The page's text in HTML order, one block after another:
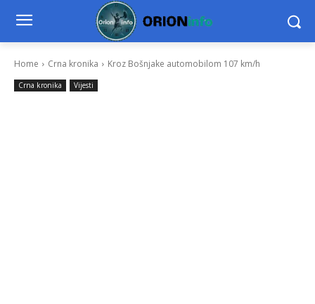
Home Crna kronika Kroz Bošnjake automobilom 107 km/h
Crna kronika Vijesti